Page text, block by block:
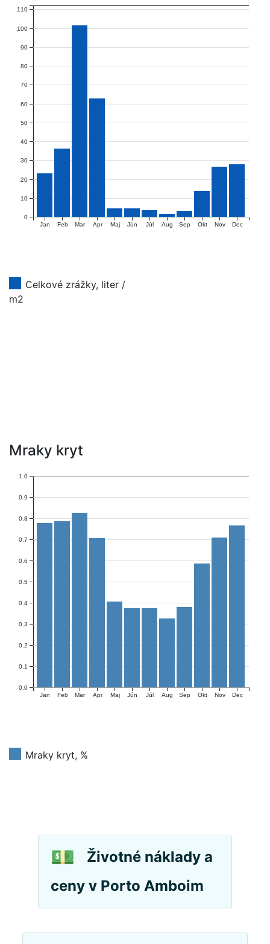
Jan Feb Mar Apr Maj Jún Júl Aug Sep Okt Nov Dec
0
10
20
30
40
50
60
70
80
90
100
110
Celkové zrážky, liter /
m2
Mraky kryt
Jan Feb Mar Apr Maj Jún Júl Aug Sep Okt Nov Dec
0.0
0.1
0.2
0.3
0.4
0.5
0.6
0.7
0.8
0.9
1.0
Mraky kryt, %
💵
Životné náklady a
ceny v Porto Amboim